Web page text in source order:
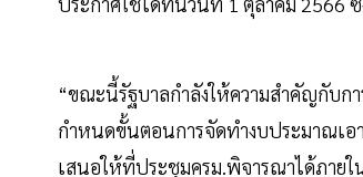
“ขณะนี้รัฐบาลกำลังให้ความสำคัญกับก
กำหนดขั้นตอนการจัดทำงบประมาณเอ
เสนอให้ที่ประชุมครม.พิจารณาได้ภาย